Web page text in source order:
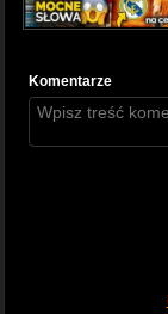
Komentarze